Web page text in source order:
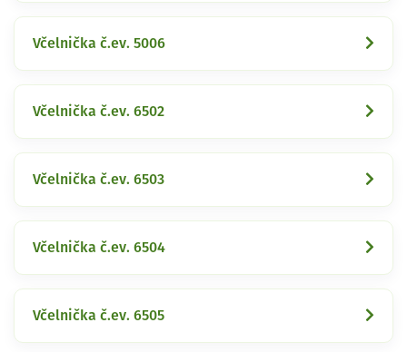
Včelnička č.ev. 5006
Včelnička č.ev. 6502
Včelnička č.ev. 6503
Včelnička č.ev. 6504
Včelnička č.ev. 6505